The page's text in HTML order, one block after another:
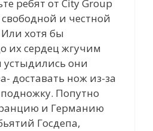
ребят от City Group
и честной
хотя бы
их сердец жгучим
устыдились они
доставать нож из-за
Попутно
и Германию
Госдепа,